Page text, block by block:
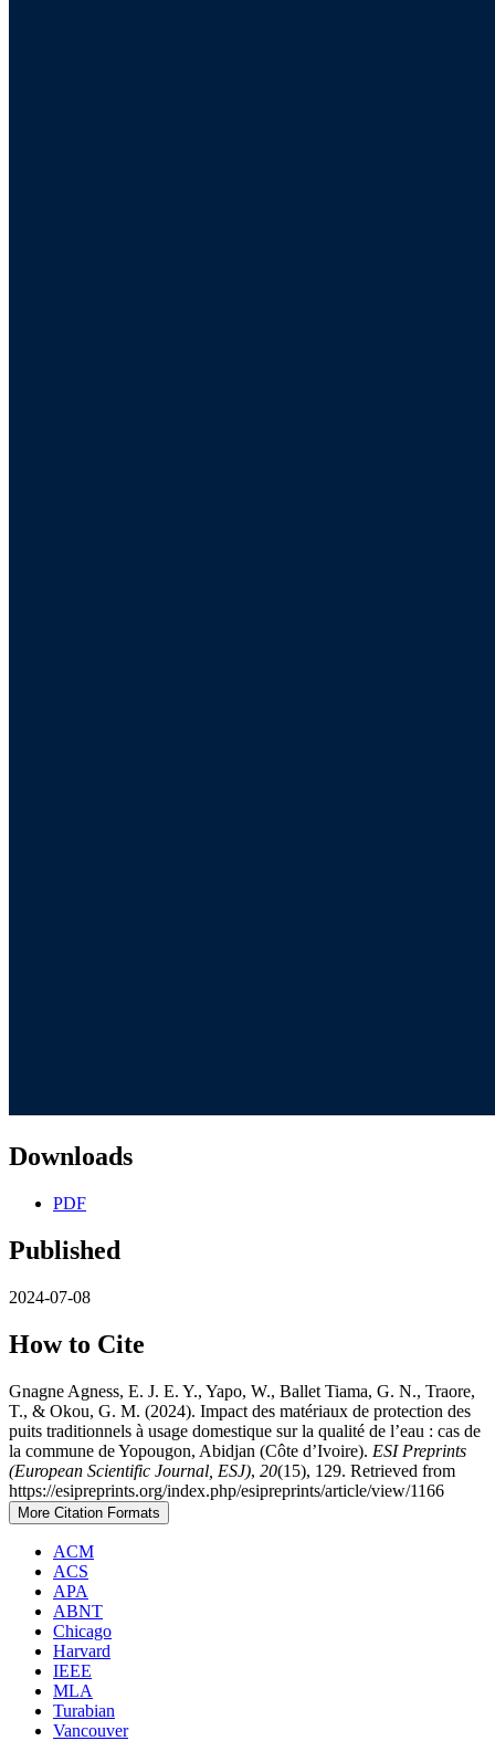
Downloads
PDF
Published
2024-07-08
How to Cite
Gnagne Agness, E. J. E. Y., Yapo, W., Ballet Tiama, G. N., Traore,
T., & Okou, G. M. (2024). Impact des matériaux de protection des
puits traditionnels à usage domestique sur la qualité de l’eau : cas de
la commune de Yopougon, Abidjan (Côte d’Ivoire). ESI Preprints
(European Scientific Journal, ESJ), 20(15), 129. Retrieved from
https://esipreprints.org/index.php/esipreprints/article/view/1166
More Citation Formats
ACM
ACS
APA
ABNT
Chicago
Harvard
IEEE
MLA
Turabian
Vancouver